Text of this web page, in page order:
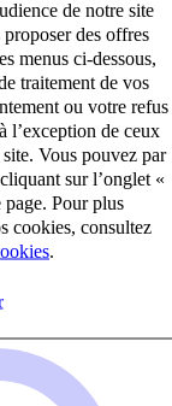
de notre site
des offres
menus ci-dessous,
traitement de vos
ou votre refus
l’exception de ceux
Vous pouvez par
sur l’onglet «
page. Pour plus
cookies, consultez